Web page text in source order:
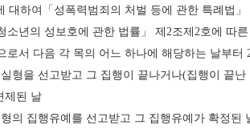
대하여 「 성폭력범죄의 처벌 등에 관한 특례법 」
소년의 성보호에 관한 법률 」제 2조제 2호에 따
로서 다음 각 목의 어느 하나에 해당하는 날부터
형을 선고받고 그 집행이 끝나거나(집행이 끝
제된 날
의 집행유예를 선고받고 그 집행유예가 확정된